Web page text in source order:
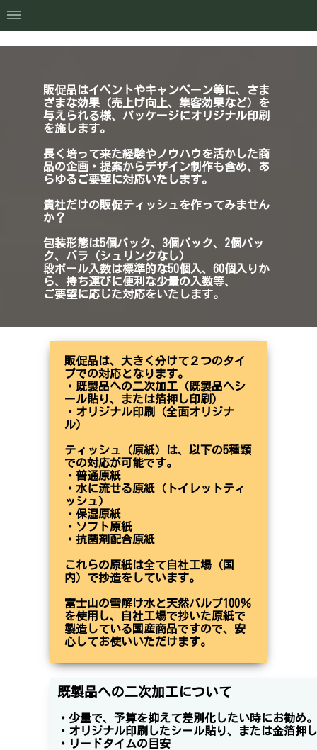
販促品はイベントやキャンペーン等に、さま
ざまな効果（売上げ向上、集客効果など）を
与えられる様、パッケージにオリジナル印刷
を施します。
長く培って来た経験やノウハウを活かした商
品の企画・提案からデザイン制作も含め、あ
らゆるご要望に対応いたします。
貴社だけの販促ティッシュ を作ってみません
か？
包装形態は5個パック、3個パック、2個パッ
ク、バラ（シュリンクなし）
段ボール入数は標準的な50個入、60個入りか
ら、持ち運びに便利な少量の入数等、
ご要望に応じた対応をいたします。
販促品は、大きく分けて２つのタイ
プでの対応となります。
・ 既製品への二次加工（既製品へシ
ール貼り、または箔押し印刷）
・オリジナル印刷（全面オリジナ
ル）
ティッシュ（原紙）は、以下の5種類
での対応が可能です。
・普通原紙
・水に流せる原紙（トイレットティ
ッシュ）
・保湿原紙
・ソフト原紙
・抗菌剤配合原紙
これらの原紙は全て自社工場（国
内）で抄造をしています。
富士山の雪解け水と天然パルプ100％
を使用し、自社工場で抄いた原紙で
製造している 国産商品ですので、安
心してお使いいただけます。
既製品への二次加工について
・少量で、予算を抑えて差別化したい時にお勧め。
・オリジナル印刷したシール貼り、または金箔押し
・リードタイムの目安